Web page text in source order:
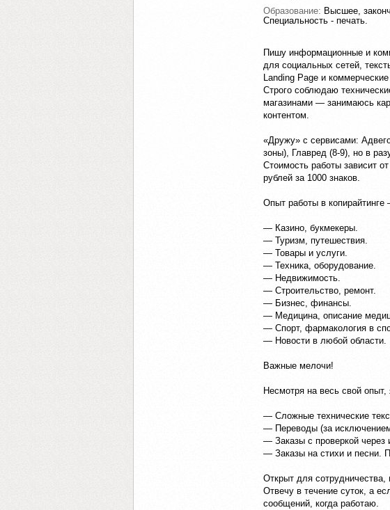
Образование: Высшее,
Специальность - печать.
Пишу информационные и
для социальных сетей,
Landing Page и
Строго соблюдаю
магазинами — занимаюсь
контентом.
«Дружу» с сервисами:
зоны), Главред (8-9), но в
Стоимость работы зависит
рублей за 1000 знаков.
Опыт работы в
— Казино, букмекеры.
— Туризм, путешествия.
— Товары и услуги.
— Техника, оборудование.
— Недвижимость.
— Строительство, ремонт.
— Бизнес, финансы.
— Медицина, описание
— Спорт, фармакология в
— Новости в любой области.
Важные мелочи!
Несмотря на весь свой опыт,
— Сложные технические
— Переводы (за исключением
— Заказы с проверкой через
— Заказы на стихи и песни.
Открыт для
Отвечу в течение суток, а
сообщений, когда работаю.